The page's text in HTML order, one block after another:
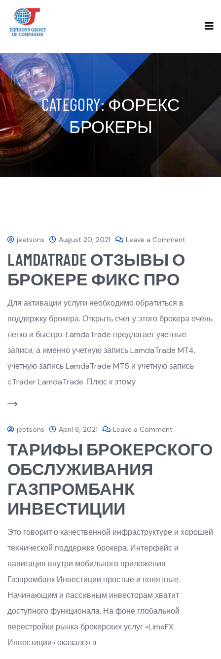
CATEGORY:ФОРЕКС
БРОКЕРЫ
jeetsons August 20, 2021 Leave a Comment
LAMDATRADE ОТЗЫВЫ О
БРОКЕРЕ ФИКС ПРО
Для активации услуги необходимо обратиться в
поддержку брокера. Открыть счет у этого брокера очень
легко и быстро. LamdaTrade предлагает учетные
записи, а именно учетную запись LamdaTrade MT4,
учетную запись LamdaTrade MT5 и учетную запись
cTrader LamdaTrade. Плюс к этому
jeetsons April 8, 2021 Leave a Comment
ТАРИФЫ БРОКЕРСКОГО
ОБСЛУЖИВАНИЯ
ГАЗПРОМБАНК
ИНВЕСТИЦИИ
Это говорит о качественной инфраструктуре и хорошей
технической поддержке брокера. Интерфейс и
навигация внутри мобильного приложения
Газпромбанк Инвестиции простые и понятные.
Начинающим и пассивным инвесторам хватит
доступного функционала. На фоне глобальной
перестройки рынка брокерских услуг «LimeFX
Инвестиции» оказался в